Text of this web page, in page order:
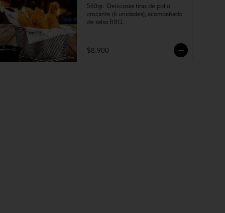
560gr.  Deliciosas tiras de pollo
crocante (6 unidades), acompañado
de salsa BBQ.
$8.900